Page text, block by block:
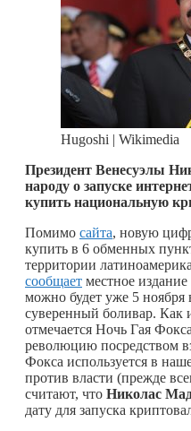
Hugoshi | Wikimedia
Президент Венесуэлы
народу о запуске
купить национальную
Помимо сайта, новую
купить в 6 обменных
территории
сообщает местное
можно будет уже 5 ноября
суверенный боливар. Как
отмечается Ночь Гая
революцию посредством
Фокса используется в
против власти (прежде
считают, что Николас
дату для запуска